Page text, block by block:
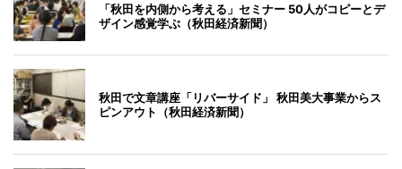
「秋田を内側から考える」セミナー 50人がコピーとデ
ザイン感覚学ぶ（秋田経済新聞）
秋田で文章講座「リバーサイド」 秋田美大事業からス
ピンアウト（秋田経済新聞）